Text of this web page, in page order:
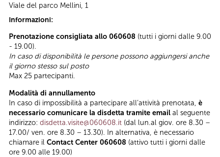
Viale del parco Mellini, 1
Informazioni:
Prenotazione consigliata allo 060608 (tutti i giorni dalle 9.00
- 19.00).
In caso di disponibilità le persone possono aggiungersi anche
il giorno stesso sul posto
Max 25 partecipanti.
Modalità di annullamento
In caso di impossibilità a partecipare all’attività prenotata, è
necessario comunicare la disdetta tramite email al seguente
indirizzo: disdetta.visite@060608.it (dal lun.al giov. ore 8.30 –
17.00/ ven. ore 8.30 – 13.30). In alternativa, è necessario
chiamare il Contact Center 060608 (attivo tutti i giorni dalle
ore 9.00 alle 19.00)